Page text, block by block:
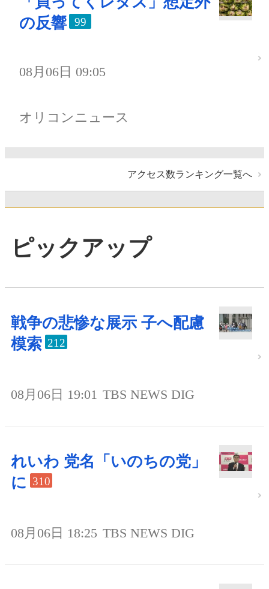
の反響
99
08月06日 09:05
オリコンニュース
アクセス数ランキング一覧へ
ピックアップ
戦争の悲惨な展示 子へ配慮
模索 212
08月06日 19:01 TBS NEWS DIG
れいわ 党名「いのちの党」
に 310
08月06日 18:25 TBS NEWS DIG